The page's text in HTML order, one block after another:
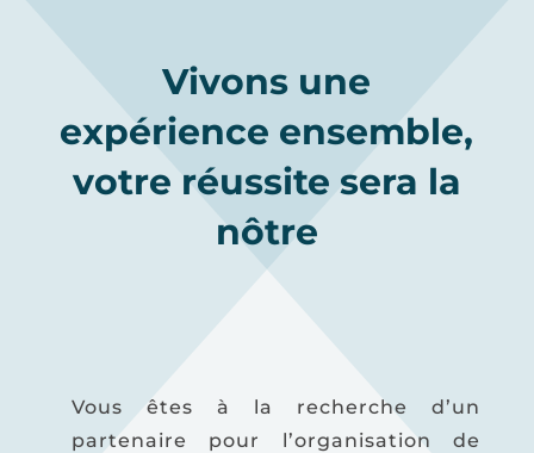
Vivons une
expérience ensemble,
votre réussite sera la
nôtre
Vous êtes à la recherche d’un
partenaire pour l’organisation de